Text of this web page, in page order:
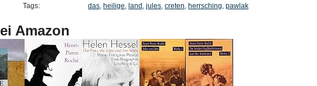
Tags:
das, heilige, land , jules, creten, herrsching, pawlak
Amazon